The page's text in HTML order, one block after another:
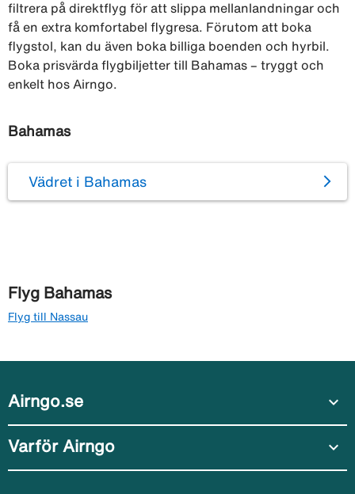
filtrera på direktflyg för att slippa mellanlandningar och
få en extra komfortabel flygresa. Förutom att boka
flygstol, kan du även boka billiga boenden och hyrbil.
Boka prisvärda flygbiljetter till Bahamas – tryggt och
enkelt hos Airngo.
Bahamas
Vädret i Bahamas
Flyg Bahamas
Flyg till Nassau
Airngo.se expand_more
Varför Airngo expand_more